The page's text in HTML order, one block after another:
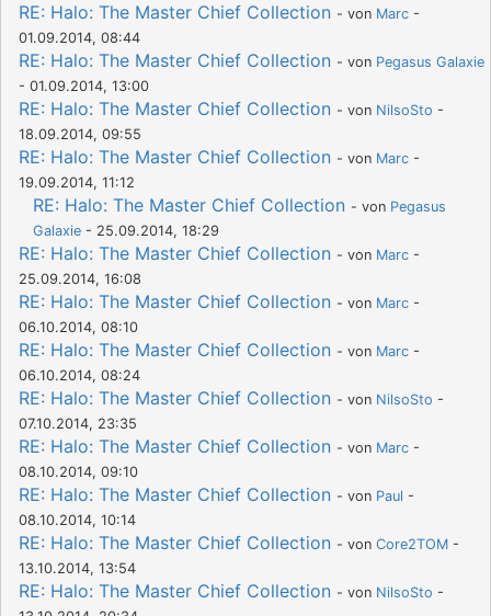
RE: Halo: The Master Chief Collection - von Marc -
01.09.2014, 08:44
RE: Halo: The Master Chief Collection - von Pegasus Galaxie
- 01.09.2014, 13:00
RE: Halo: The Master Chief Collection - von NilsoSto -
18.09.2014, 09:55
RE: Halo: The Master Chief Collection - von Marc -
19.09.2014, 11:12
RE: Halo: The Master Chief Collection - von Pegasus
Galaxie - 25.09.2014, 18:29
RE: Halo: The Master Chief Collection - von Marc -
25.09.2014, 16:08
RE: Halo: The Master Chief Collection - von Marc -
06.10.2014, 08:10
RE: Halo: The Master Chief Collection - von Marc -
06.10.2014, 08:24
RE: Halo: The Master Chief Collection - von NilsoSto -
07.10.2014, 23:35
RE: Halo: The Master Chief Collection - von Marc -
08.10.2014, 09:10
RE: Halo: The Master Chief Collection - von Paul -
08.10.2014, 10:14
RE: Halo: The Master Chief Collection - von Core2TOM -
13.10.2014, 13:54
RE: Halo: The Master Chief Collection - von NilsoSto -